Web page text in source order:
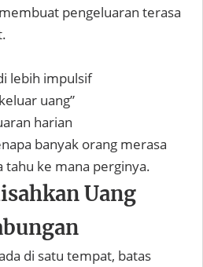
pengeluaran terasa
lebih impulsif
uang”
harian
banyak orang merasa
tahu ke mana perginya.
Uang
di satu tempat, batas